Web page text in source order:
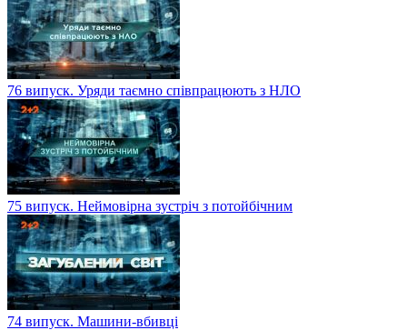
76 випуск. Уряди таємно співпрацюють з НЛО
75 випуск. Неймовірна зустріч з потойбічним
74 випуск. Машини-вбивці